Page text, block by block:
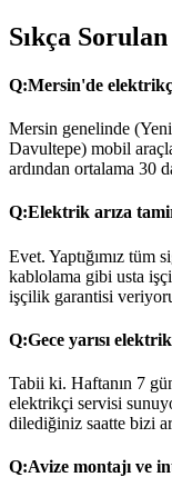
Sıkça
Q:Mersin'de
Mersin genelinde
Davultepe) mobil
ardından ortalama 30
Q:Elektrik arıza
Evet. Yaptığımız tüm
kablolama gibi usta
işçilik garantisi
Q:Gece yarısı
Tabii ki. Haftanın 7
elektrikçi servisi
dilediğiniz saatte bizi
Q:Avize montajı ve